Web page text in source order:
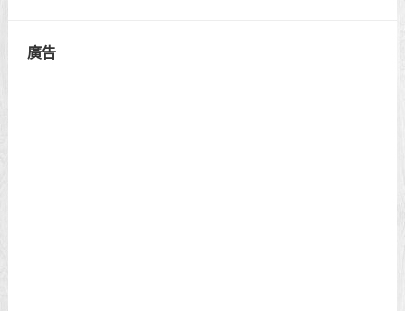
廣告